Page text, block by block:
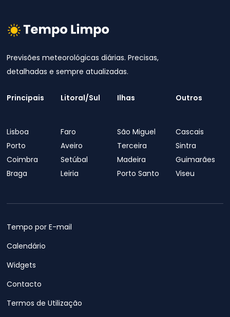
Previsões meteorológicas diárias. Precisas,
detalhadas e sempre atualizadas.
Principais
Lisboa
Porto
Coimbra
Braga
Litoral/Sul
Faro
Aveiro
Setúbal
Leiria
Ilhas
São Miguel
Terceira
Madeira
Porto Santo
Outros
Cascais
Sintra
Guimarães
Viseu
Tempo por E-mail
Calendário
Widgets
Contacto
Termos de Utilização